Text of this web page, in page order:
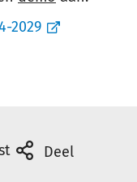
2029
Deel